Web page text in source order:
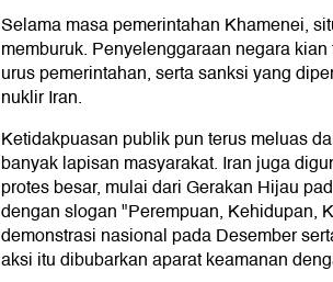
Selama masa pemerintahan Khamenei,
memburuk. Penyelenggaraan negara
urus pemerintahan, serta sanksi yang
nuklir Iran.
Ketidakpuasan publik pun terus meluas
banyak lapisan masyarakat. Iran juga
protes besar, mulai dari Gerakan Hijau
dengan slogan "Perempuan, Kehidupan,
demonstrasi nasional pada Desember
aksi itu dibubarkan aparat keamanan